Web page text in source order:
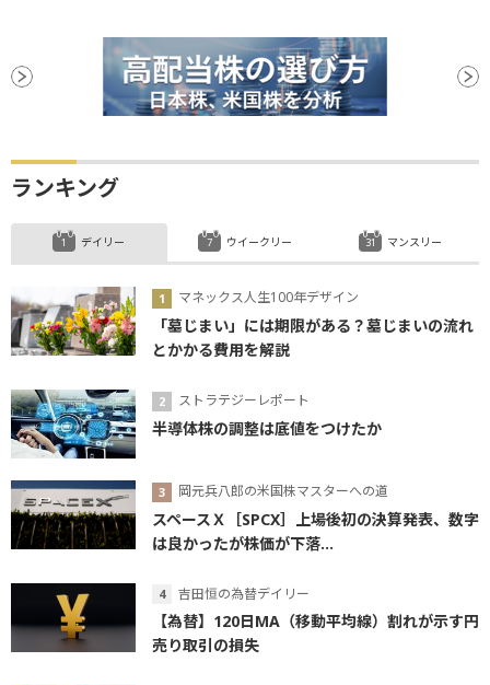
ランキング
デイリー
マネックス人生100年デザイン
「墓じまい」には期限がある？墓じまいの流れ
とかかる費用を解説
ストラテジーレポート
半導体株の調整は底値をつけたか
岡元兵八郎の米国株マスターへの道
スペースＸ［SPCX］上場後初の決算発表、数字
は良かったが株価が下落...
吉田恒の為替デイリー
【為替】120日MA（移動平均線）割れが示す円
売り取引の損失
ウイークリー マンスリー